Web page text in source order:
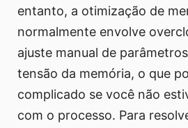
entanto, a otimização de
normalmente envolve
ajuste manual de
tensão da memória, o que
complicado se você não
com o processo. Para